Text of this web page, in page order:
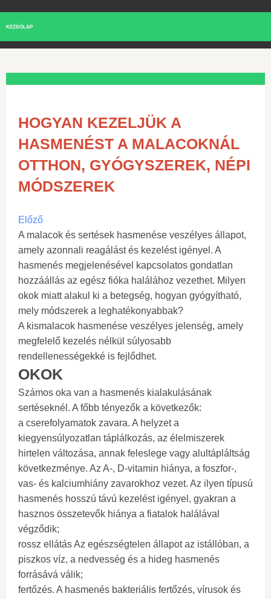
KEZDŐLAP
HOGYAN KEZELJÜK A
HASMENÉST A MALACOKNÁL
OTTHON, GYÓGYSZEREK, NÉPI
MÓDSZEREK
Előző
A malacok és sertések hasmenése veszélyes állapot,
amely azonnali reagálást és kezelést igényel. A
hasmenés megjelenésével kapcsolatos gondatlan
hozzáállás az egész fióka halálához vezethet. Milyen
okok miatt alakul ki a betegség, hogyan gyógyítható,
mely módszerek a leghatékonyabbak?
A kismalacok hasmenése veszélyes jelenség, amely
megfelelő kezelés nélkül súlyosabb
rendellenességekké is fejlődhet.
OKOK
Számos oka van a hasmenés kialakulásának
sertéseknél. A főbb tényezők a következők:
a cserefolyamatok zavara. A helyzet a
kiegyensúlyozatlan táplálkozás, az élelmiszerek
hirtelen változása, annak feleslege vagy alultápláltság
következménye. Az A-, D-vitamin hiánya, a foszfor-,
vas- és kalciumhiány zavarokhoz vezet. Az ilyen típusú
hasmenés hosszú távú kezelést igényel, gyakran a
hasznos összetevők hiánya a fiatalok halálával
végződik;
rossz ellátás Az egészségtelen állapot az istállóban, a
piszkos víz, a nedvesség és a hideg hasmenés
forrásává válik;
fertőzés. A hasmenés bakteriális fertőzés, vírusok és